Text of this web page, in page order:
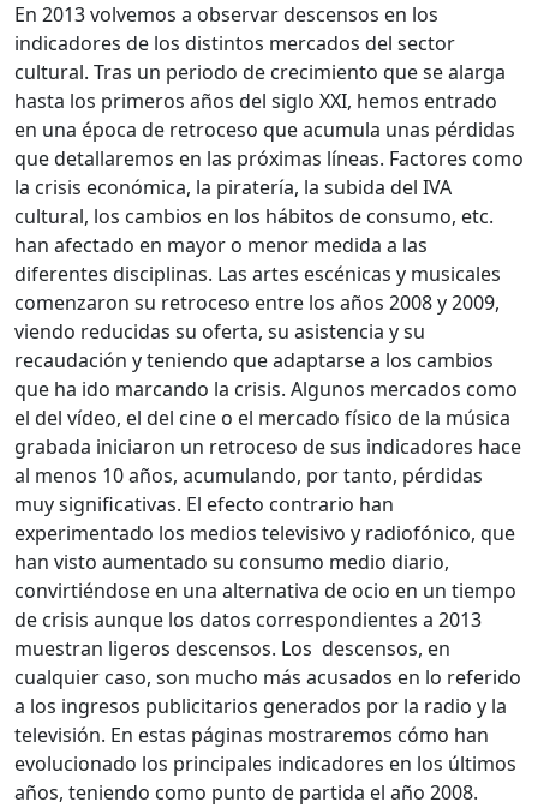
En 2013 volvemos a observar descensos en los
indicadores de los distintos mercados del sector
cultural. Tras un periodo de crecimiento que se alarga
hasta los primeros años del siglo XXI, hemos entrado
en una época de retroceso que acumula unas pérdidas
que detallaremos en las próximas líneas. Factores como
la crisis económica, la piratería, la subida del IVA
cultural, los cambios en los hábitos de consumo, etc.
han afectado en mayor o menor medida a las
diferentes disciplinas. Las artes escénicas y musicales
comenzaron su retroceso entre los años 2008 y 2009,
viendo reducidas su oferta, su asistencia y su
recaudación y teniendo que adaptarse a los cambios
que ha ido marcando la crisis. Algunos mercados como
el del vídeo, el del cine o el mercado físico de la música
grabada iniciaron un retroceso de sus indicadores hace
al menos 10 años, acumulando, por tanto, pérdidas
muy significativas. El efecto contrario han
experimentado los medios televisivo y radiofónico, que
han visto aumentado su consumo medio diario,
convirtiéndose en una alternativa de ocio en un tiempo
de crisis aunque los datos correspondientes a 2013
muestran ligeros descensos. Los descensos, en
cualquier caso, son mucho más acusados en lo referido
a los ingresos publicitarios generados por la radio y la
televisión. En estas páginas mostraremos cómo han
evolucionado los principales indicadores en los últimos
años, teniendo como punto de partida el año 2008.